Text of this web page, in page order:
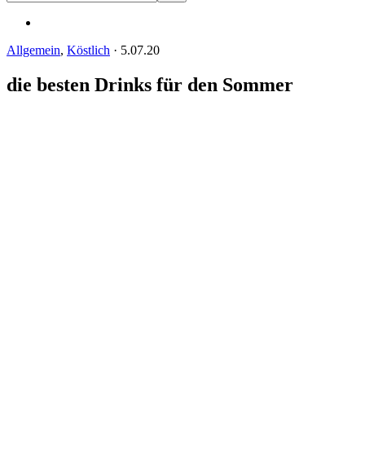
Allgemein, Köstlich · 5.07.20
die besten Drinks für den Sommer